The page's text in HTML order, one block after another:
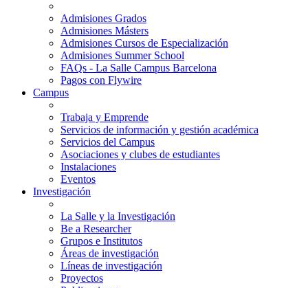
Admisiones Grados
Admisiones Másters
Admisiones Cursos de Especialización
Admisiones Summer School
FAQs - La Salle Campus Barcelona
Pagos con Flywire
Campus
Trabaja y Emprende
Servicios de información y gestión académica
Servicios del Campus
Asociaciones y clubes de estudiantes
Instalaciones
Eventos
Investigación
La Salle y la Investigación
Be a Researcher
Grupos e Institutos
Áreas de investigación
Líneas de investigación
Proyectos